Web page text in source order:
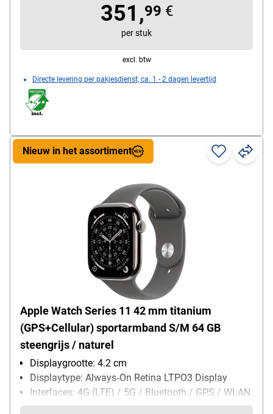
snellader met USB-C-kabel (1 m)
351,99 €
per stuk
excl. btw
Directe levering per pakjesdienst, ca. 1 - 2 dagen levertijd
Apple Watch Series 11 42 mm titanium
(GPS+Cellular) sportarmband S/M 64 GB
steengrijs / naturel
Displaygrootte: 4.2 cm
Displaytype: Always‑On Retina LTPO3 Display
Interfaces: 4G (LTE) / 5G / Bluetooth / GPS / WLAN
kledingmaat: M/L / 42 mm
Nieuw in het assortiment